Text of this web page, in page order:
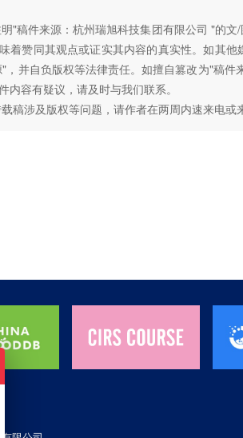
"稿件来源：杭州瑞旭科技集团有限公司 "的文
着赞同其观点或证实其内容的真实性。如其
，并自负版权等法律责任。如擅自篡改为"稿
内容有疑议，请及时与我们联系。
稿涉及版权等问题，请作者在两周内速来电或